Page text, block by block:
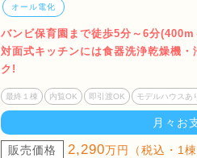
オール電化
バンビ保育園まで徒歩5分～6分
対面式キッチンには食器洗浄乾燥機
ク!
最終１棟 内覧OK 即引渡OK モデルハウスあ
月々お
販売価格 2,290万円（税込・1棟